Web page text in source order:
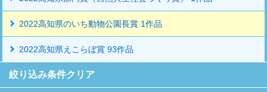
2022高知県のいち動物公園長賞 1作品
2022高知県えこらぼ賞 93作品
絞り込み条件クリア